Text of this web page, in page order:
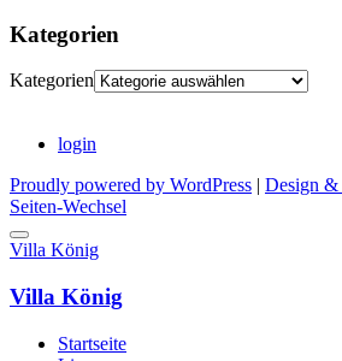
Kategorien
Kategorien
login
Proudly powered by WordPress
Design &
Seiten-Wechsel
Villa König
Villa König
Startseite